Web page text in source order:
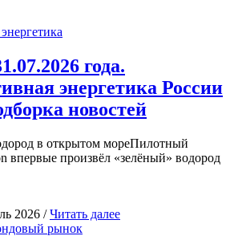
года.
энергетика России
новостей
в открытом мореПилотный
впервые произвёл «зелёный» водород
2026 /Читать далее
рынок